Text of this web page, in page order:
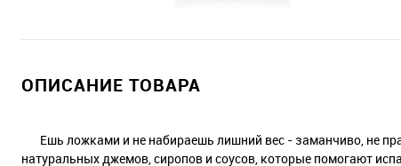
ОПИСАНИЕ ТОВАРА
Ешь ложками и не набираешь лишний вес - заманчиво, не
натуральных джемов, сиропов и соусов, которые помогают